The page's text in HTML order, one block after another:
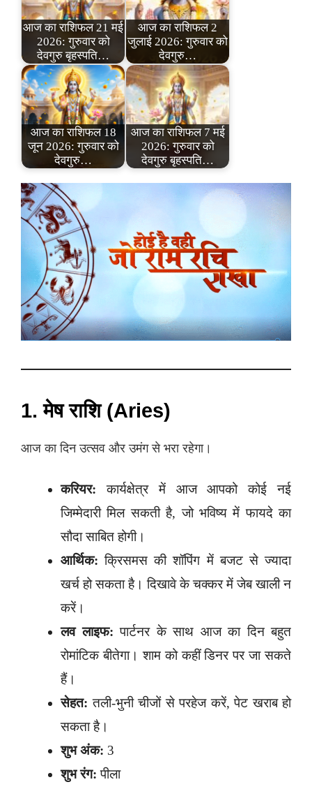
आज का राशिफल 21 मई
2026: गुरुवार को
देवगुरु बृहस्पति…
आज का राशिफल 2
जुलाई 2026: गुरुवार को
देवगुरु…
आज का राशिफल 18
जून 2026: गुरुवार को
देवगुरु…
आज का राशिफल 7 मई
2026: गुरुवार को
देवगुरु बृहस्पति…
1. मेष राशि (Aries)
आज का दिन उत्सव और उमंग से भरा रहेगा।
करियर: कार्यक्षेत्र में आज आपको कोई नई
जिम्मेदारी मिल सकती है, जो भविष्य में फायदे का
सौदा साबित होगी।
आर्थिक: क्रिसमस की शॉपिंग में बजट से ज्यादा
खर्च हो सकता है। दिखावे के चक्कर में जेब खाली न
करें।
लव लाइफ: पार्टनर के साथ आज का दिन बहुत
रोमांटिक बीतेगा। शाम को कहीं डिनर पर जा सकते
हैं।
सेहत: तली-भुनी चीजों से परहेज करें, पेट खराब हो
सकता है।
शुभ अंक: 3
शुभ रंग: पीला